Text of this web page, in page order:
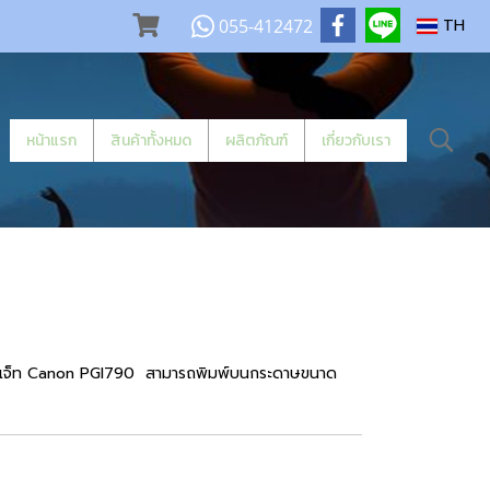
055-412472 TH
หน้าแรก สินค้าทั้งหมด ผลิตภัณฑ์ เกี่ยวกับเรา
ท Canon PGI790 สามารถพิมพ์บนกระดาษขนาด